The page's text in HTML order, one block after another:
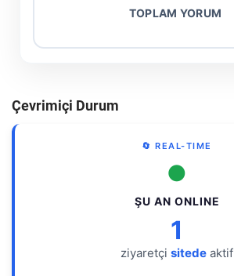
TOPLAM YORUM
Çevrimiçi Durum
🔄 REAL-TIME
●
ŞU AN ONLINE
1
ziyaretçi sitede aktif